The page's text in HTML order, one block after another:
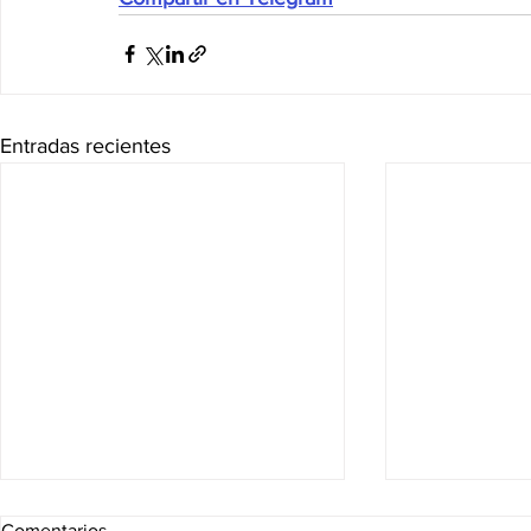
Entradas recientes